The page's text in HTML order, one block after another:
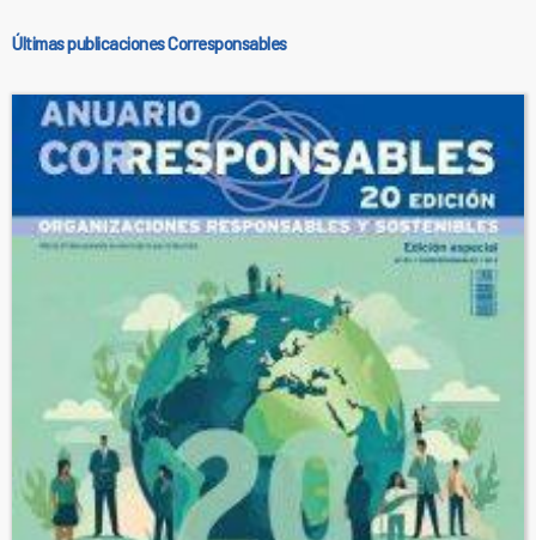
Últimas publicaciones Corresponsables